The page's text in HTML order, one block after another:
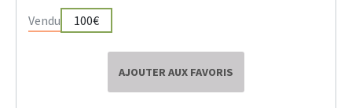
Vendu 100€
AJOUTER AUX FAVORIS